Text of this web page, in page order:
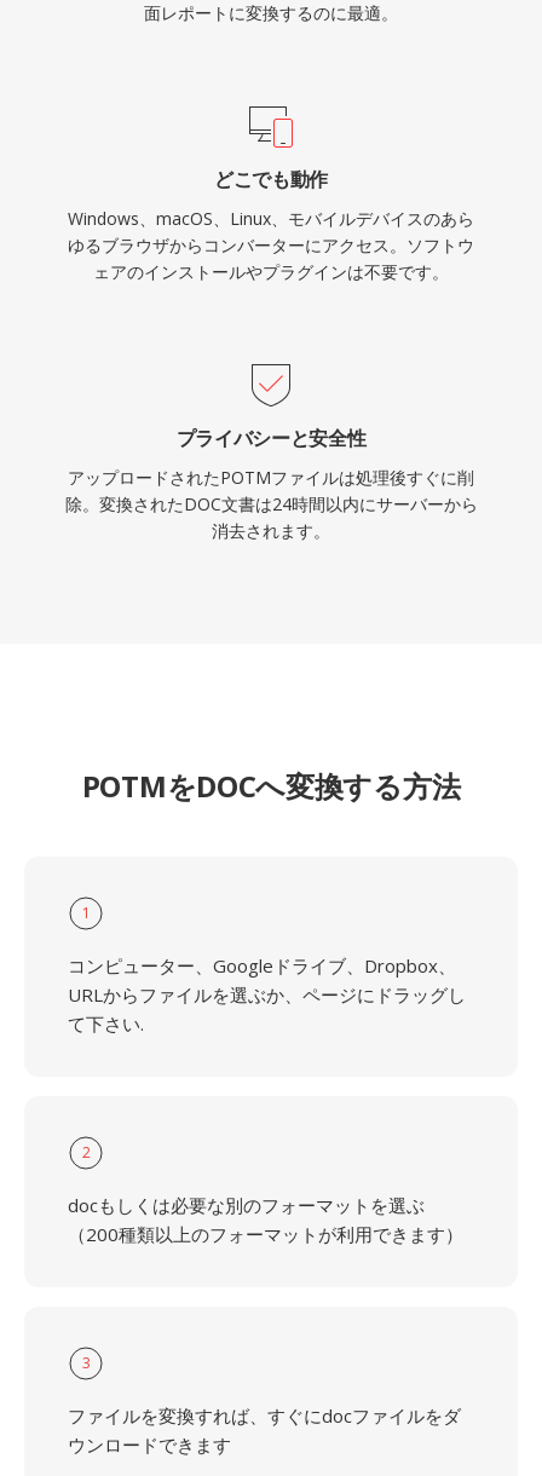
面レポートに変換するのに最適。
どこでも動作
Windows、macOS、Linux、モバイルデバイスのあら
ゆるブラウザからコンバーターにアクセス。ソフトウ
ェアのインストールやプラグインは不要です。
プライバシーと安全性
アップロードされたPOTMファイルは処理後すぐに削
除。変換されたDOC文書は24時間以内にサーバーから
消去されます。
POTMをDOCへ変換する方法
1
コンピューター、Googleドライブ、Dropbox、
URLからファイルを選ぶか、ページにドラッグし
て下さい.
2
docもしくは必要な別のフォーマットを選ぶ
（200種類以上のフォーマットが利用できます）
3
ファイルを変換すれば、すぐにdocファイルをダ
ウンロードできます